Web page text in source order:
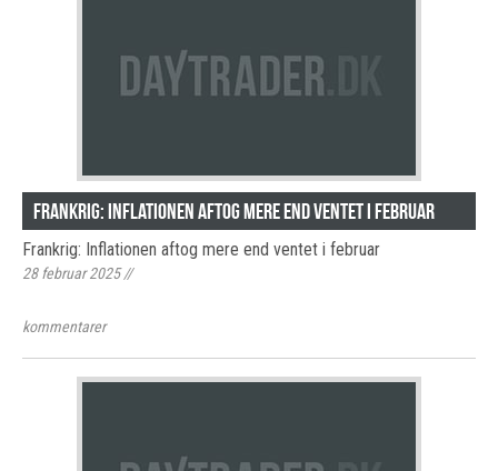
Frankrig: Inflationen aftog mere end ventet i februar
Frankrig: Inflationen aftog mere end ventet i februar
28 februar 2025//
kommentarer